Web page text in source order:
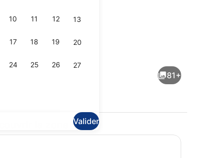
10 11 12 13
17 18 19 20
24 25 26 27
Valider
le hall Restauration
81+